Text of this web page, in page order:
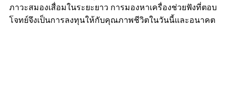
ภาวะสมองเสื่อมในระยะยาว การมองหาเครื่องช่วยฟังที่ตอบ
โจทย์จึงเป็นการลงทุนให้กับคุณภาพชีวิตในวันนี้และอนาคต